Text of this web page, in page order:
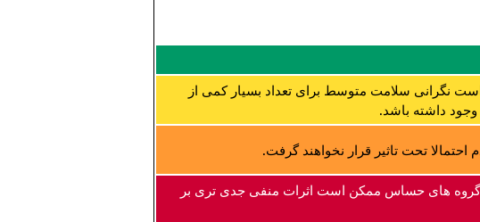
نگرانی سلامت متوسط برای تعداد بسیار کمی از
داشته باشد.
تحت تاثیر قرار نخواهند گرفت.
گروه های حساس ممکن است اثرات منفی جدی تری بر